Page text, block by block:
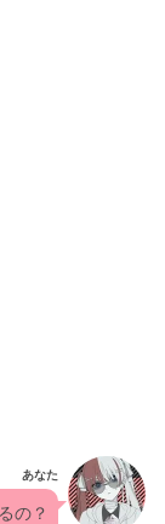
あなた
の？